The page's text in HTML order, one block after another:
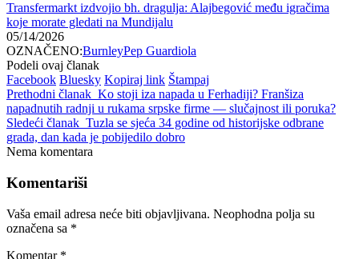
Transfermarkt izdvojio bh. dragulja: Alajbegović među igračima
koje morate gledati na Mundijalu
05/14/2026
OZNAČENO:BurnleyPep Guardiola
Podeli ovaj članak
Facebook Bluesky Kopiraj link Štampaj
Prethodni članak Ko stoji iza napada u Ferhadiji? Franšiza
napadnutih radnji u rukama srpske firme — slučajnost ili poruka?
Sledeći članak Tuzla se sjeća 34 godine od historijske odbrane
grada, dan kada je pobijedilo dobro
Nema komentara
Komentariši
Vaša email adresa neće biti objavljivana. Neophodna polja su
označena sa *
Komentar *